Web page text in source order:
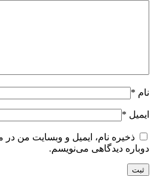
نام *
ایمیل *
ذخیره نام، ایمیل و وبسایت من در
دوباره دیدگاهی می‌نویسم.